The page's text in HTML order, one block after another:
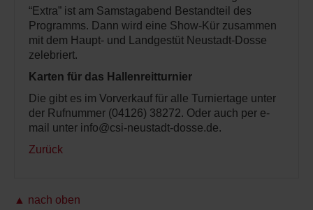
“Extra” ist am Samstagabend Bestandteil des
Programms. Dann wird eine Show-Kür zusammen
mit dem Haupt- und Landgestüt Neustadt-Dosse
zelebriert.
Karten für das Hallenreitturnier
Die gibt es im Vorverkauf für alle Turniertage unter
der Rufnummer (04126) 38272. Oder auch per e-
mail unter info@csi-neustadt-dosse.de.
Zurück
▲ nach oben